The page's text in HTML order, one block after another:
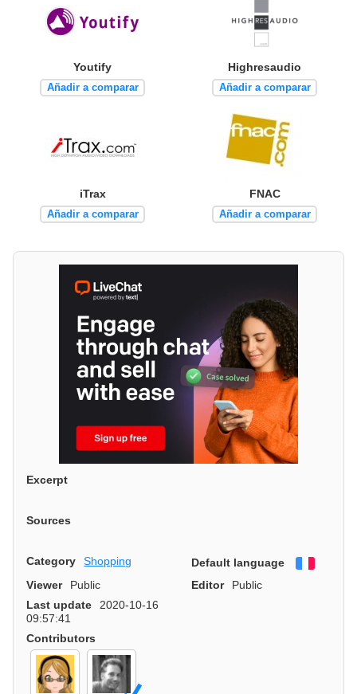
Youtify
Añadir a comparar
Highresaudio
Añadir a comparar
iTrax
Añadir a comparar
FNAC
Añadir a comparar
Excerpt
Sources
Category Shopping Default language
Viewer
Public Editor
Public
Last update
2020-10-16
09:57:41
Contributors